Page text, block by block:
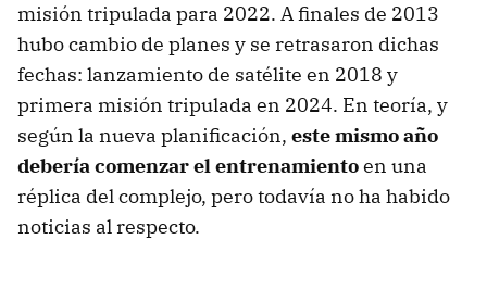
misión tripulada para 2022. A finales de 2013
hubo cambio de planes y se retrasaron dichas
fechas: lanzamiento de satélite en 2018 y
primera misión tripulada en 2024. En teoría, y
según la nueva planificación, este mismo año
debería comenzar el entrenamientoen una
réplica del complejo, pero todavía no ha habido
noticias al respecto.